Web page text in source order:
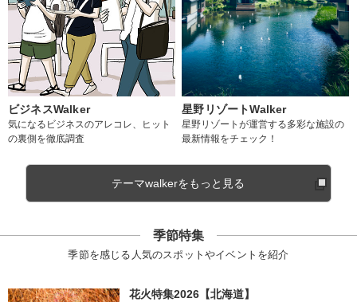
ビジネスWalker
気になるビジネスのアレコレ、ヒット
の裏側を徹底調査
星野リゾートWalker
星野リゾートが運営する多彩な施設の
最新情報をチェック！
テーマwalkerをもっと見る
季節特集
季節を感じる人気のスポットやイベントを紹介
花火特集2026【北海道】